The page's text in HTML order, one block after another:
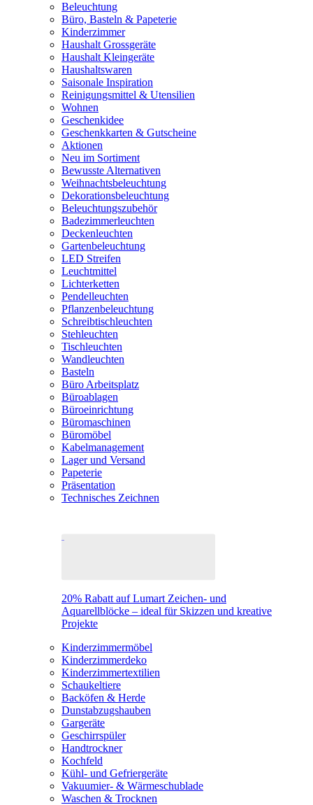
Beleuchtung
Büro, Basteln & Papeterie
Kinderzimmer
Haushalt Grossgeräte
Haushalt Kleingeräte
Haushaltswaren
Saisonale Inspiration
Reinigungsmittel & Utensilien
Wohnen
Geschenkidee
Geschenkkarten & Gutscheine
Aktionen
Neu im Sortiment
Bewusste Alternativen
Weihnachtsbeleuchtung
Dekorationsbeleuchtung
Beleuchtungszubehör
Badezimmerleuchten
Deckenleuchten
Gartenbeleuchtung
LED Streifen
Leuchtmittel
Lichterketten
Pendelleuchten
Pflanzenbeleuchtung
Schreibtischleuchten
Stehleuchten
Tischleuchten
Wandleuchten
Basteln
Büro Arbeitsplatz
Büroablagen
Büroeinrichtung
Büromaschinen
Büromöbel
Kabelmanagement
Lager und Versand
Papeterie
Präsentation
Technisches Zeichnen
20% Rabatt auf Lumart Zeichen- und
Aquarellblöcke – ideal für Skizzen und kreative
Projekte
Kinderzimmermöbel
Kinderzimmerdeko
Kinderzimmertextilien
Schaukeltiere
Backöfen & Herde
Dunstabzugshauben
Gargeräte
Geschirrspüler
Handtrockner
Kochfeld
Kühl- und Gefriergeräte
Vakuumier- & Wärmeschublade
Waschen & Trocknen